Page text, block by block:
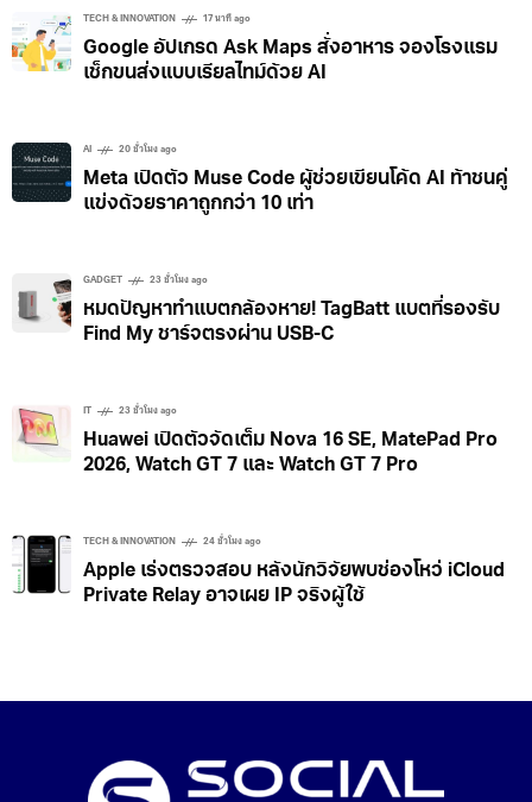
TECH & INNOVATION 17 นาที ago
Google อัปเกรด Ask Maps สั่งอาหาร จองโรงแรม
เช็กขนส่งแบบเรียลไทม์ด้วย AI
AI 20 ชั่วโมง ago
Meta เปิดตัว Muse Code ผู้ช่วยเขียนโค้ด AI ท้าชนคู่
แข่งด้วยราคาถูกกว่า 10 เท่า
GADGET 23 ชั่วโมง ago
หมดปัญหาทำแบตกล้องหาย! TagBatt แบตที่รองรับ
Find My ชาร์จตรงผ่าน USB-C
23 ชั่วโมง ago
Huawei เปิดตัวจัดเต็ม Nova 16 SE, MatePad Pro
2026, Watch GT 7 และ Watch GT 7 Pro
TECH & INNOVATION 24 ชั่วโมง ago
Apple เร่งตรวจสอบ หลังนักวิจัยพบช่องโหว่ iCloud
Private Relay อาจเผย IP จริงผู้ใช้